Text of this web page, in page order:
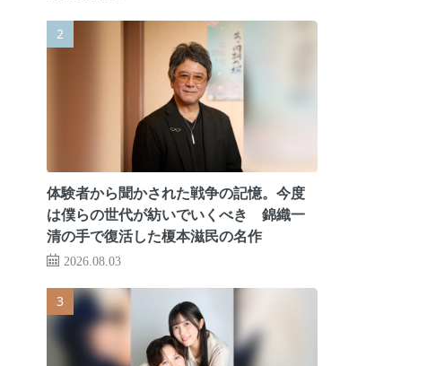
体験者から聞かされた戦争の記憶。今度
は僕らの世代が紡いでいくべき 錦織一
清の手で復活した榎本滋民の名作
2026.08.03